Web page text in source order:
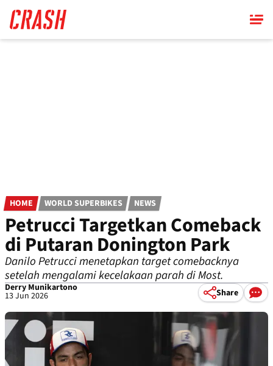
main
content
HOME WORLD SUPERBIKES NEWS
Petrucci Targetkan Comeback
di Putaran Donington Park
Danilo Petrucci menetapkan target comebacknya
setelah mengalami kecelakaan parah di Most.
Derry Munikartono
13 Jun 2026 Share